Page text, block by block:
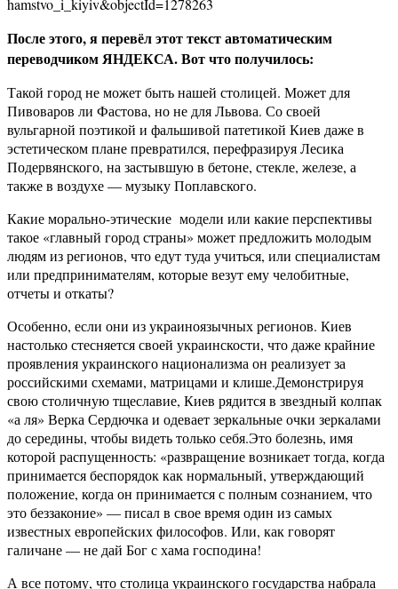
hamstvo_i_kiyiv&objectId=1278263
После этого, я перевёл этот текст автоматическим
переводчиком ЯНДЕКСА. Вот что получилось:
Такой город не может быть нашей столицей. Может для
Пивоваров ли Фастова, но не для Львова. Со своей
вульгарной поэтикой и фальшивой патетикой Киев даже в
эстетическом плане превратился, перефразируя Лесика
Подервянского, на застывшую в бетоне, стекле, железе, а
также в воздухе — музыку Поплавского.
Какие морально-этические модели или какие перспективы
такое «главный город страны» может предложить молодым
людям из регионов, что едут туда учиться, или специалистам
или предпринимателям, которые везут ему челобитные,
отчеты и откаты?
Особенно, если они из украиноязычных регионов. Киев
настолько стесняется своей украинскости, что даже крайние
проявления украинского национализма он реализует за
российскими схемами, матрицами и клише.Демонстрируя
свою столичную тщеславие, Киев рядится в звездный колпак
«а ля» Верка Сердючка и одевает зеркальные очки зеркалами
до середины, чтобы видеть только себя.Это болезнь, имя
которой распущенность: «развращение возникает тогда, когда
принимается беспорядок как нормальный, утверждающий
положение, когда он принимается с полным сознанием, что
это беззаконие» — писал в свое время один из самых
известных европейских философов. Или, как говорят
галичане — не дай Бог с хама господина!
А все потому, что столица украинского государства набрала